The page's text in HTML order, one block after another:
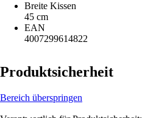
Breite Kissen
45 cm
EAN
4007299614822
Produktsicherheit
Bereich überspringen